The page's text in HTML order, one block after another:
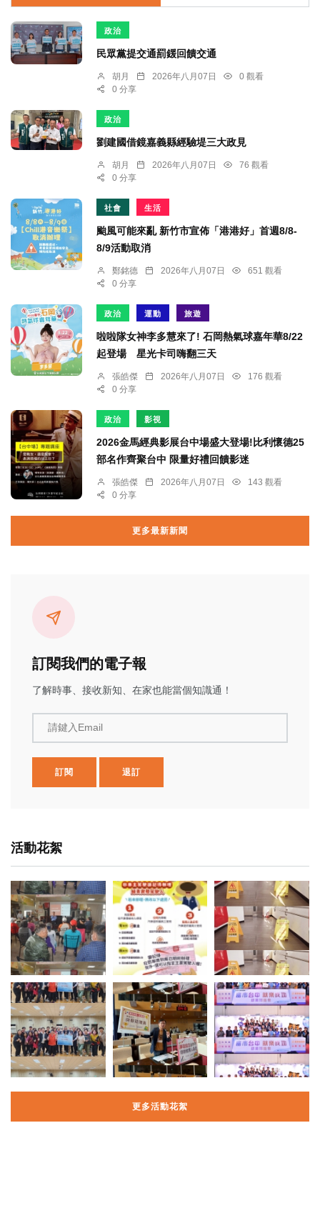
政治
民眾黨提交通罰鍰回饋交通
胡月 2026年八月07日
0 觀看
0 分享
政治
劉建國借鏡嘉義縣經驗堤三大政見
胡月 2026年八月07日
76 觀看
0 分享
社會 生活
颱風可能來亂 新竹市宣佈「港港好」首週8/8-
8/9活動取消
鄭銘德 2026年八月07日
651 觀看
0 分享
政治 運動 旅遊
啦啦隊女神李多慧來了! 石岡熱氣球嘉年華8/22
起登場 星光卡司嗨翻三天
張皓傑 2026年八月07日
176 觀看
0 分享
政治 影視
2026金馬經典影展台中場盛大登場!比利懷德25
部名作齊聚台中 限量好禮回饋影迷
張皓傑 2026年八月07日
143 觀看
0 分享
更多最新新聞
訂閱我們的電子報
了解時事、接收新知、在家也能當個知識通！
請鍵入Email
訂閱 退訂
活動花絮
更多活動花絮